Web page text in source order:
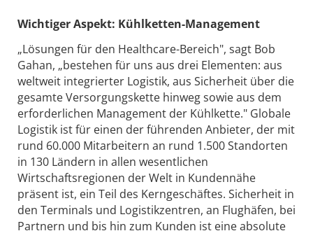
Wichtiger Aspekt: Kühlketten-Management
„Lösungen für den Healthcare-Bereich", sagt Bob
Gahan, „bestehen für uns aus drei Elementen: aus
weltweit integrierter Logistik, aus Sicherheit über die
gesamte Versorgungskette hinweg sowie aus dem
erforderlichen Management der Kühlkette." Globale
Logistik ist für einen der führenden Anbieter, der mit
rund 60.000 Mitarbeitern an rund 1.500 Standorten
in 130 Ländern in allen wesentlichen
Wirtschaftsregionen der Welt in Kundennähe
präsent ist, ein Teil des Kerngeschäftes. Sicherheit in
den Terminals und Logistikzentren, an Flughäfen, bei
Partnern und bis hin zum Kunden ist eine absolute